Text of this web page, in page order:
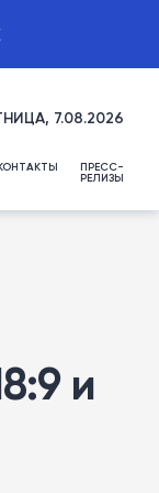
7.08.2026
ПРЕСС-
РЕЛИЗЫ
и